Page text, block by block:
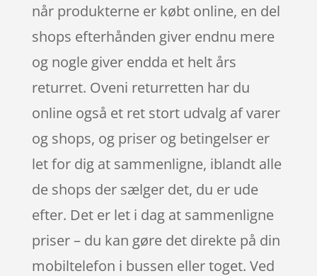
når produkterne er købt online, en del
shops efterhånden giver endnu mere
og nogle giver endda et helt års
returret. Oveni returretten har du
online også et ret stort udvalg af varer
og shops, og priser og betingelser er
let for dig at sammenligne, iblandt alle
de shops der sælger det, du er ude
efter. Det er let i dag at sammenligne
priser – du kan gøre det direkte på din
mobiltelefon i bussen eller toget. Ved